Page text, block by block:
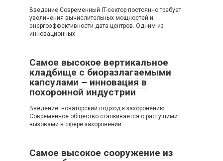
Введение Современный IT-сектор постоянно требует
увеличения вычислительных мощностей и
энергоэффективности дата-центров. Одним из
инновационных
Самое высокое вертикальное
кладбище с биоразлагаемыми
капсулами – инновация в
похоронной индустрии
Введение: новаторский подход к захоронению
Современное общество сталкивается с растущими
вызовами в сфере захоронений
Самое высокое сооружение из